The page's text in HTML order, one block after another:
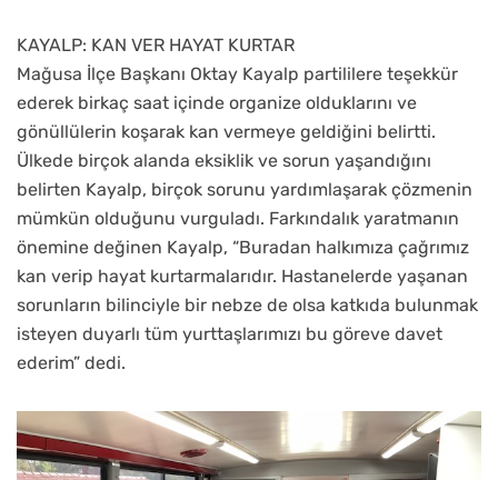
KAYALP: KAN VER HAYAT KURTAR
Mağusa İlçe Başkanı Oktay Kayalp partililere teşekkür
ederek birkaç saat içinde organize olduklarını ve
gönüllülerin koşarak kan vermeye geldiğini belirtti.
Ülkede birçok alanda eksiklik ve sorun yaşandığını
belirten Kayalp, birçok sorunu yardımlaşarak çözmenin
mümkün olduğunu vurguladı. Farkındalık yaratmanın
önemine değinen Kayalp, “Buradan halkımıza çağrımız
kan verip hayat kurtarmalarıdır. Hastanelerde yaşanan
sorunların bilinciyle bir nebze de olsa katkıda bulunmak
isteyen duyarlı tüm yurttaşlarımızı bu göreve davet
ederim” dedi.